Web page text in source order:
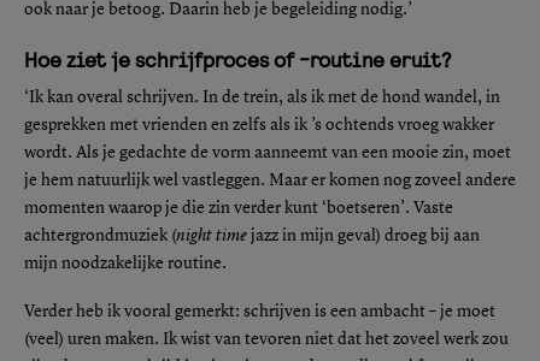
ook naar je betoog. Daarin heb je begeleiding nodig.’
Hoe ziet je schrijfproces of -routine eruit?
‘Ik kan overal schrijven. In de trein, als ik met de hond wandel, in
gesprekken met vrienden en zelfs als ik ’s ochtends vroeg wakker
wordt. Als je gedachte de vorm aanneemt van een mooie zin, moet
je hem natuurlijk wel vastleggen. Maar er komen nog zoveel andere
momenten waarop je die zin verder kunt ‘boetseren’. Vaste
achtergrondmuziek (night time jazz in mijn geval) droeg bij aan
mijn noodzakelijke routine.
Verder heb ik vooral gemerkt: schrijven is een ambacht – je moet
(veel) uren maken. Ik wist van tevoren niet dat het zoveel werk zou